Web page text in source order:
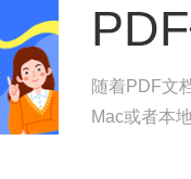
随着PDF文
Mac或者本